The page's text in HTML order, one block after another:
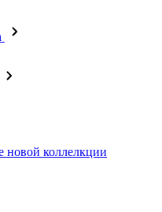
новой коллелкции